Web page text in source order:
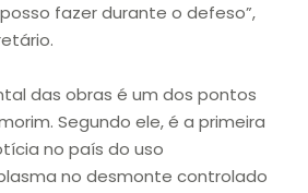
fazer durante o defeso”,
das obras é um dos pontos
Segundo ele, é a primeira
no país do uso
no desmonte controlado